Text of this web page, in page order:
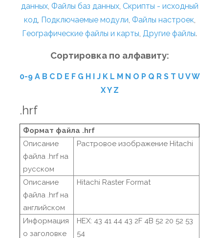
данных, Файлы баз данных, Скрипты - исходный
код, Подключаемые модули, Файлы настроек,
Географические файлы и карты, Другие файлы.
Сортировка по алфавиту:
0-9 A B C D E F G H I J K L M N O P Q R S T U VW
XY Z
.hrf
Формат файла .hrf
Описание
файла .hrf на
русском
Растровое изображение Hitachi
Описание
файла .hrf на
английском
Hitachi Raster Format
Информация
о заголовке
HEX: 43 41 44 43 2F 4B 52 20 52 53
54